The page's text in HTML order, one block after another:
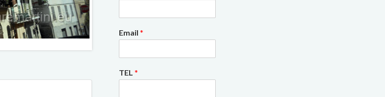
Email*
TEL*